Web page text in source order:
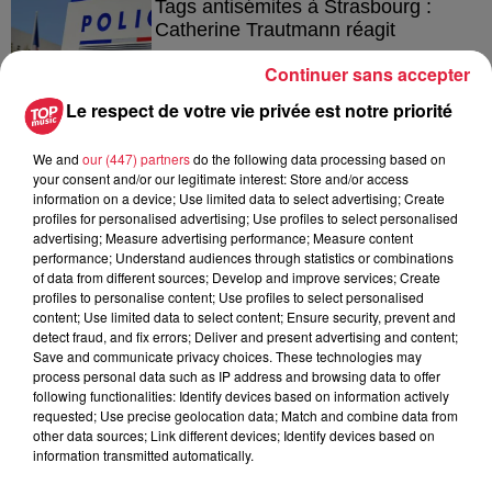
Tags antisémites à Strasbourg :
Catherine Trautmann réagit
Au zoo de Mulhouse : rencontre
avec les flamants rouges
À découvrir également
Le respect de votre vie privée est notre priorité
We and our (447) partnersdo the following data processing based on
your consent and/or our legitimate interest: Store and/or access
information on a device; Use limited data to select advertising; Create
profiles for personalised advertising; Use profiles to select personalised
advertising; Measure advertising performance; Measure content
performance; Understand audiences through statistics or combinations
of data from different sources; Develop and improve services; Create
profiles to personalise content; Use profiles to select personalised
content; Use limited data to select content; Ensure security, prevent and
detect fraud, and fix errors; Deliver and present advertising and content;
Save and communicate privacy choices. These technologies may
process personal data such as IP address and browsing data to offer
following functionalities: Identify devices based on information actively
requested; Use precise geolocation data; Match and combine data from
other data sources; Link different devices; Identify devices based on
information transmitted automatically.
Continuer sans accepter